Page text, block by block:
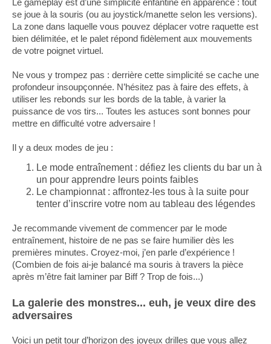
Le gameplay est d’une simplicité enfantine en apparence : tout
se joue à la souris (ou au joystick/manette selon les versions).
La zone dans laquelle vous pouvez déplacer votre raquette est
bien délimitée, et le palet répond fidèlement aux mouvements
de votre poignet virtuel.
Ne vous y trompez pas : derrière cette simplicité se cache une
profondeur insoupçonnée. N’hésitez pas à faire des effets, à
utiliser les rebonds sur les bords de la table, à varier la
puissance de vos tirs... Toutes les astuces sont bonnes pour
mettre en difficulté votre adversaire !
Il y a deux modes de jeu :
Le mode entraînement : défiez les clients du bar un à
un pour apprendre leurs points faibles
Le championnat : affrontez-les tous à la suite pour
tenter d’inscrire votre nom au tableau des légendes
Je recommande vivement de commencer par le mode
entraînement, histoire de ne pas se faire humilier dès les
premières minutes. Croyez-moi, j’en parle d’expérience !
(Combien de fois ai-je balancé ma souris à travers la pièce
après m’être fait laminer par Biff ? Trop de fois...)
La galerie des monstres... euh, je veux dire des
adversaires
Voici un petit tour d’horizon des joyeux drilles que vous allez